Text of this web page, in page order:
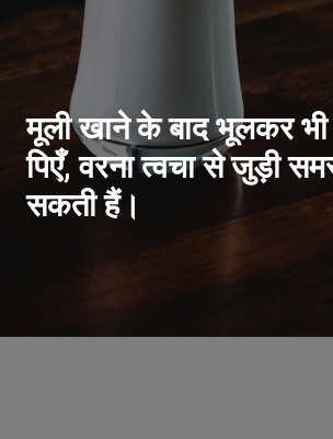
मूली खाने के बाद भूलकर
पिएँ, वरना त्वचा से जुड़ी